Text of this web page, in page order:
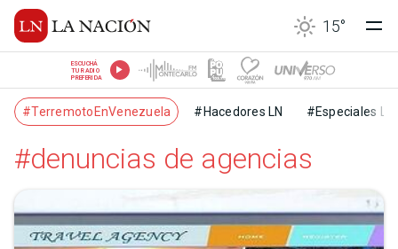
15°
ESCUCHÁ
TU RADIO
PREFERIDA
#TerremotoEnVenezuela #Hacedores LN #Especiales LN
#denuncias de agencias